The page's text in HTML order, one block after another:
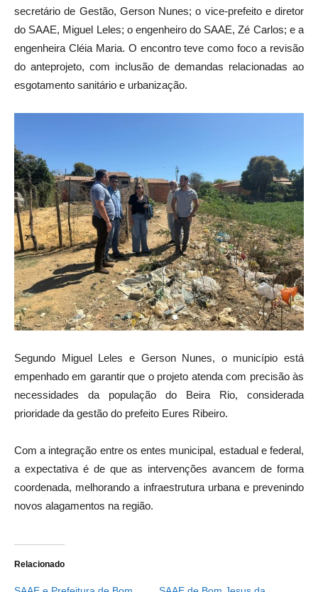
secretário de Gestão, Gerson Nunes; o vice-prefeito e diretor
do SAAE, Miguel Leles; o engenheiro do SAAE, Zé Carlos; e a
engenheira Cléia Maria. O encontro teve como foco a revisão
do anteprojeto, com inclusão de demandas relacionadas ao
esgotamento sanitário e urbanização.
Segundo Miguel Leles e Gerson Nunes, o município está
empenhado em garantir que o projeto atenda com precisão às
necessidades da população do Beira Rio, considerada
prioridade da gestão do prefeito Eures Ribeiro.
Com a integração entre os entes municipal, estadual e federal,
a expectativa é de que as intervenções avancem de forma
coordenada, melhorando a infraestrutura urbana e prevenindo
novos alagamentos na região.
Relacionado